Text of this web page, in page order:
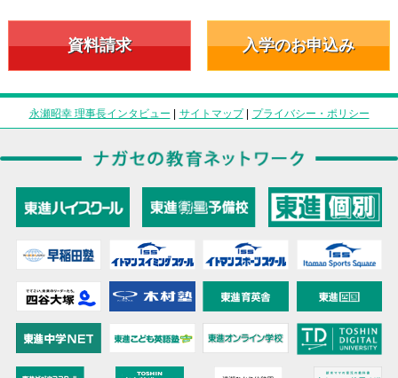
資料請求 入学のお申込み
永瀬昭幸 理事長インタビュー | サイトマップ| プライバシー・ポリシー